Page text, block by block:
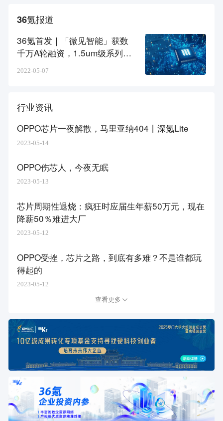
36氪报道
36氪首发｜「微见智能」获数
千万A轮融资，1.5um级系列高
2022-05-07
行业资讯
OPPO芯片一夜解散，马里亚纳404丨深氪Lite
2023-05-14
OPPO伤芯人，今夜无眠
2023-05-13
芯片周期性退烧：疯狂时应届生年薪50万元，现在
降薪50％难进大厂
2023-05-12
OPPO受挫，芯片之路，到底有多难？不是谁都玩
得起的
2023-05-12
查看更多